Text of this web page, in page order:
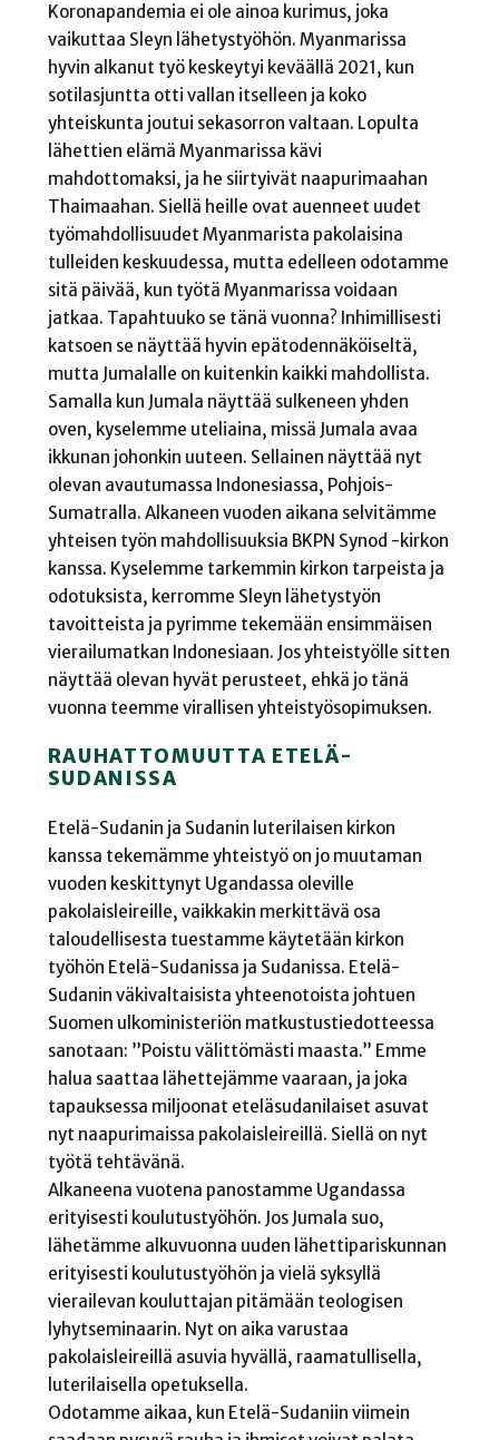
Koronapandemia ei ole ainoa kurimus, joka
vaikuttaa Sleyn lähetystyöhön. Myanmarissa
hyvin alkanut työ keskeytyi keväällä 2021, kun
sotilasjuntta otti vallan itselleen ja koko
yhteiskunta joutui sekasorron valtaan. Lopulta
lähettien elämä Myanmarissa kävi
mahdottomaksi, ja he siirtyivät naapurimaahan
Thaimaahan. Siellä heille ovat auenneet uudet
työmahdollisuudet Myanmarista pakolaisina
tulleiden keskuudessa, mutta edelleen odotamme
sitä päivää, kun työtä Myanmarissa voidaan
jatkaa. Tapahtuuko se tänä vuonna? Inhimillisesti
katsoen se näyttää hyvin epätodennäköiseltä,
mutta Jumalalle on kuitenkin kaikki mahdollista.
Samalla kun Jumala näyttää sulkeneen yhden
oven, kyselemme uteliaina, missä Jumala avaa
ikkunan johonkin uuteen. Sellainen näyttää nyt
olevan avautumassa Indonesiassa, Pohjois-
Sumatralla. Alkaneen vuoden aikana selvitämme
yhteisen työn mahdollisuuksia BKPN Synod -kirkon
kanssa. Kyselemme tarkemmin kirkon tarpeista ja
odotuksista, kerromme Sleyn lähetystyön
tavoitteista ja pyrimme tekemään ensimmäisen
vierailumatkan Indonesiaan. Jos yhteistyölle sitten
näyttää olevan hyvät perusteet, ehkä jo tänä
vuonna teemme virallisen yhteistyösopimuksen.
RAUHATTOMUUTTA ETELÄ-
SUDANISSA
Etelä-Sudanin ja Sudanin luterilaisen kirkon
kanssa tekemämme yhteistyö on jo muutaman
vuoden keskittynyt Ugandassa oleville
pakolaisleireille, vaikkakin merkittävä osa
taloudellisesta tuestamme käytetään kirkon
työhön Etelä-Sudanissa ja Sudanissa. Etelä-
Sudanin väkivaltaisista yhteenotoista johtuen
Suomen ulkoministeriön matkustustiedotteessa
sanotaan: ”Poistu välittömästi maasta.” Emme
halua saattaa lähettejämme vaaraan, ja joka
tapauksessa miljoonat eteläsudanilaiset asuvat
nyt naapurimaissa pakolaisleireillä. Siellä on nyt
työtä tehtävänä.
Alkaneena vuotena panostamme Ugandassa
erityisesti koulutustyöhön. Jos Jumala suo,
lähetämme alkuvuonna uuden lähettipariskunnan
erityisesti koulutustyöhön ja vielä syksyllä
vierailevan kouluttajan pitämään teologisen
lyhytseminaarin. Nyt on aika varustaa
pakolaisleireillä asuvia hyvällä, raamatullisella,
luterilaisella opetuksella.
Odotamme aikaa, kun Etelä-Sudaniin viimein